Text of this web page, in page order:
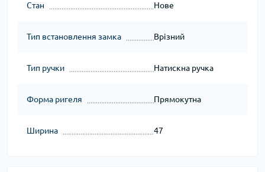
Стан Нове
Тип встановлення замка Врізний
Тип ручки Натискна ручка
Форма ригеля Прямокутна
Ширина 47